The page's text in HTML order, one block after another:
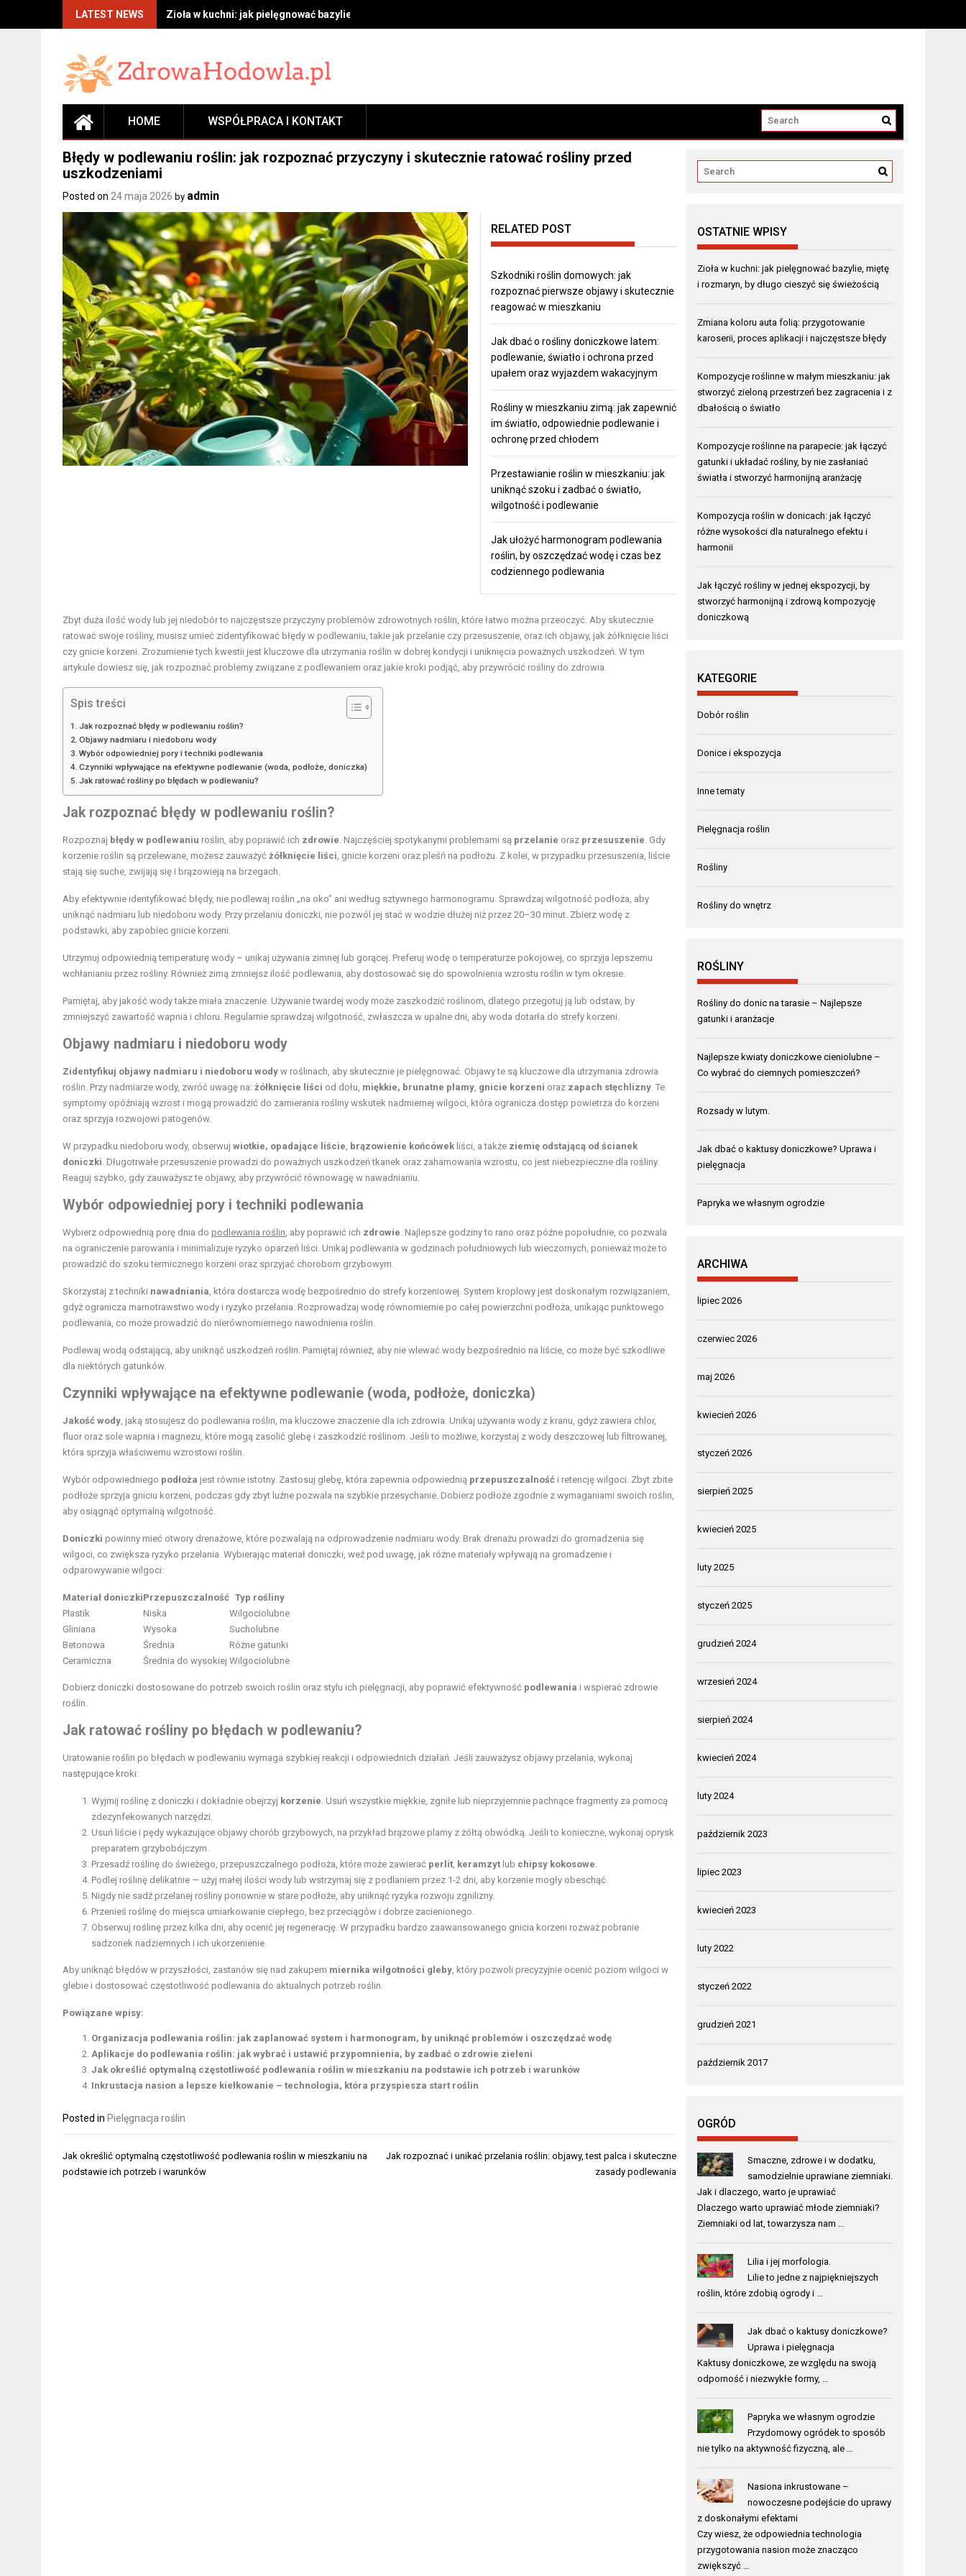
LATEST NEWS Zioła w kuchni: jak pielęgnować bazylie, miętę i rozmaryn, by długo cieszyć się świeżością
HOME WSPÓŁPRACA I KONTAKT
Błędy w podlewaniu roślin: jak rozpoznać przyczyny i skutecznie ratować rośliny przed
uszkodzeniami
Posted on 24 maja 2026 by admin
RELATED POST
Szkodniki roślin domowych: jak
rozpoznać pierwsze objawy i skutecznie
reagować w mieszkaniu
Jak dbać o rośliny doniczkowe latem:
podlewanie, światło i ochrona przed
upałem oraz wyjazdem wakacyjnym
Rośliny w mieszkaniu zimą: jak zapewnić
im światło, odpowiednie podlewanie i
ochronę przed chłodem
Przestawianie roślin w mieszkaniu: jak
uniknąć szoku i zadbać o światło,
wilgotność i podlewanie
Jak ułożyć harmonogram podlewania
roślin, by oszczędzać wodę i czas bez
codziennego podlewania
Zbyt duża ilość wody lub jej niedobór to najczęstsze przyczyny problemów zdrowotnych roślin, które łatwo można przeoczyć. Aby skutecznie
ratować swoje rośliny, musisz umieć zidentyfikować błędy w podlewaniu, takie jak przelanie czy przesuszenie, oraz ich objawy, jak żółknięcie liści
czy gnicie korzeni. Zrozumienie tych kwestii jest kluczowe dla utrzymania roślin w dobrej kondycji i uniknięcia poważnych uszkodzeń. W tym
artykule dowiesz się, jak rozpoznać problemy związane z podlewaniem oraz jakie kroki podjąć, aby przywrócić rośliny do zdrowia.
Spis treści
Jak rozpoznać błędy w podlewaniu roślin?
Objawy nadmiaru i niedoboru wody
Wybór odpowiedniej pory i techniki podlewania
Czynniki wpływające na efektywne podlewanie (woda, podłoże, doniczka)
Jak ratować rośliny po błędach w podlewaniu?
Jak rozpoznać błędy w podlewaniu roślin?
Rozpoznaj błędy w podlewaniu roślin, aby poprawić ich zdrowie . Najczęściej spotykanymi problemami są przelanie oraz przesuszenie . Gdy
korzenie roślin są przelewane, możesz zauważyć żółknięcie liści , gnicie korzeni oraz pleśń na podłożu. Z kolei, w przypadku przesuszenia, liście
stają się suche, zwijają się i brązowieją na brzegach.
Aby efektywnie identyfikować błędy, nie podlewaj roślin „na oko” ani według sztywnego harmonogramu. Sprawdzaj wilgotność podłoża, aby
uniknąć nadmiaru lub niedoboru wody. Przy przelaniu doniczki, nie pozwól jej stać w wodzie dłużej niż przez 20–30 minut. Zbierz wodę z
podstawki, aby zapobiec gnicie korzeni.
Utrzymuj odpowiednią temperaturę wody – unikaj używania zimnej lub gorącej. Preferuj wodę o temperaturze pokojowej, co sprzyja lepszemu
wchłanianiu przez rośliny. Również zimą zmniejsz ilość podlewania, aby dostosować się do spowolnienia wzrostu roślin w tym okresie.
Pamiętaj, aby jakość wody także miała znaczenie. Używanie twardej wody może zaszkodzić roślinom, dlatego przegotuj ją lub odstaw, by
zmniejszyć zawartość wapnia i chloru. Regularnie sprawdzaj wilgotność, zwłaszcza w upalne dni, aby woda dotarła do strefy korzeni.
Objawy nadmiaru i niedoboru wody
Zidentyfikuj objawy nadmiaru i niedoboru wody w roślinach, aby skutecznie je pielęgnować. Objawy te są kluczowe dla utrzymania zdrowia
roślin. Przy nadmiarze wody, zwróć uwagę na: żółknięcie liści od dołu, miękkie, brunatne plamy gnicie korzeni oraz zapach stęchlizny . Te
symptomy opóźniają wzrost i mogą prowadzić do zamierania rośliny wskutek nadmiernej wilgoci, która ogranicza dostęp powietrza do korzeni
oraz sprzyja rozwojowi patogenów.
W przypadku niedoboru wody, obserwuj wiotkie, opadające liście brązowienie końcówek liści, a także ziemię odstającą od ścianek
doniczki . Długotrwałe przesuszenie prowadzi do poważnych uszkodzeń tkanek oraz zahamowania wzrostu, co jest niebezpieczne dla rośliny.
Reaguj szybko, gdy zauważysz te objawy, aby przywrócić równowagę w nawadnianiu.
Wybór odpowiedniej pory i techniki podlewania
Wybierz odpowiednią porę dnia do podlewania roślin , aby poprawić ich zdrowie . Najlepsze godziny to rano oraz późne popołudnie, co pozwala
na ograniczenie parowania i minimalizuje ryzyko oparzeń liści. Unikaj podlewania w godzinach południowych lub wieczornych, ponieważ może to
prowadzić do szoku termicznego korzeni oraz sprzyjać chorobom grzybowym.
Skorzystaj z techniki nawadniania , która dostarcza wodę bezpośrednio do strefy korzeniowej. System kroplowy jest doskonałym rozwiązaniem,
gdyż ogranicza marnotrawstwo wody i ryzyko przelania. Rozprowadzaj wodę równomiernie po całej powierzchni podłoża, unikając punktowego
podlewania, co może prowadzić do nierównomiernego nawodnienia roślin.
Podlewaj wodą odstającą, aby uniknąć uszkodzeń roślin. Pamiętaj również, aby nie wlewać wody bezpośrednio na liście, co może być szkodliwe
dla niektórych gatunków.
Czynniki wpływające na efektywne podlewanie (woda, podłoże, doniczka)
Jakość wody , jaką stosujesz do podlewania roślin, ma kluczowe znaczenie dla ich zdrowia. Unikaj używania wody z kranu, gdyż zawiera chlor,
fluor oraz sole wapnia i magnezu, które mogą zasolić glebę i zaszkodzić roślinom. Jeśli to możliwe, korzystaj z wody deszczowej lub filtrowanej,
która sprzyja właściwemu wzrostowi roślin.
Wybór odpowiedniego podłoża jest równie istotny. Zastosuj glebę, która zapewnia odpowiednią przepuszczalność i retencję wilgoci. Zbyt zbite
podłoże sprzyja gniciu korzeni, podczas gdy zbyt luźne pozwala na szybkie przesychanie. Dobierz podłoże zgodnie z wymaganiami swoich roślin,
aby osiągnąć optymalną wilgotność.
Doniczki powinny mieć otwory drenażowe, które pozwalają na odprowadzenie nadmiaru wody. Brak drenażu prowadzi do gromadzenia się
wilgoci, co zwiększa ryzyko przelania. Wybierając materiał doniczki, weź pod uwagę, jak różne materiały wpływają na gromadzenie i
odparowywanie wilgoci:
Materiał doniczkiPrzepuszczalność Typ rośliny
Plastik
Niska
Wilgociolubne
Gliniana
Wysoka
Sucholubne
Betonowa
Średnia
Różne gatunki
Ceramiczna
Średnia do wysokiej Wilgociolubne
Dobierz doniczki dostosowane do potrzeb swoich roślin oraz stylu ich pielęgnacji, aby poprawić efektywność podlewania i wspierać zdrowie
roślin.
Jak ratować rośliny po błędach w podlewaniu?
Uratowanie roślin po błędach w podlewaniu wymaga szybkiej reakcji i odpowiednich działań. Jeśli zauważysz objawy przelania, wykonaj
następujące kroki:
Wyjmij roślinę z doniczki i dokładnie obejrzyj korzenie . Usuń wszystkie miękkie, zgniłe lub nieprzyjemnie pachnące fragmenty za pomocą
zdezynfekowanych narzędzi.
Usuń liście i pędy wykazujące objawy chorób grzybowych, na przykład brązowe plamy z żółtą obwódką. Jeśli to konieczne, wykonaj oprysk
preparatem grzybobójczym.
Przesadź roślinę do świeżego, przepuszczalnego podłoża, które może zawierać perlit keramzyt lub chipsy kokosowe
Podlej roślinę delikatnie — użyj małej ilości wody lub wstrzymaj się z podlaniem przez 1-2 dni, aby korzenie mogły obeschąć.
Nigdy nie sadź przelanej rośliny ponownie w stare podłoże, aby uniknąć ryzyka rozwoju zgnilizny.
Przenieś roślinę do miejsca umiarkowanie ciepłego, bez przeciągów i dobrze zacienionego.
Obserwuj roślinę przez kilka dni, aby ocenić jej regenerację . W przypadku bardzo zaawansowanego gnicia korzeni rozważ pobranie
sadzonek nadziemnych i ich ukorzenienie.
Aby uniknąć błędów w przyszłości, zastanów się nad zakupem miernika wilgotności gleby , który pozwoli precyzyjnie ocenić poziom wilgoci w
glebie i dostosować częstotliwość podlewania do aktualnych potrzeb roślin.
Powiązane wpisy:
Organizacja podlewania roślin: jak zaplanować system i harmonogram, by uniknąć problemów i oszczędzać wodę
Aplikacje do podlewania roślin: jak wybrać i ustawić przypomnienia, by zadbać o zdrowie zieleni
Jak określić optymalną częstotliwość podlewania roślin w mieszkaniu na podstawie ich potrzeb i warunków
Inkrustacja nasion a lepsze kiełkowanie – technologia, która przyspiesza start roślin
Posted in Pielęgnacja roślin
Nawigacja
wpisu
Jak określić optymalną częstotliwość podlewania roślin w mieszkaniu na
podstawie ich potrzeb i warunków
Jak rozpoznać i unikać przelania roślin: objawy, test palca i skuteczne
zasady podlewania
OSTATNIE WPISY
Zioła w kuchni: jak pielęgnować bazylie, miętę
i rozmaryn, by długo cieszyć się świeżością
Zmiana koloru auta folią: przygotowanie
karoserii, proces aplikacji i najczęstsze błędy
Kompozycje roślinne w małym mieszkaniu: jak
stworzyć zieloną przestrzeń bez zagracenia i z
dbałością o światło
Kompozycje roślinne na parapecie: jak łączyć
gatunki i układać rośliny, by nie zasłaniać
światła i stworzyć harmonijną aranżację
Kompozycja roślin w donicach: jak łączyć
różne wysokości dla naturalnego efektu i
harmonii
Jak łączyć rośliny w jednej ekspozycji, by
stworzyć harmonijną i zdrową kompozycję
doniczkową
KATEGORIE
Dobór roślin
Donice i ekspozycja
Inne tematy
Pielęgnacja roślin
Rośliny
Rośliny do wnętrz
ROŚLINY
Rośliny do donic na tarasie – Najlepsze
gatunki i aranżacje
Najlepsze kwiaty doniczkowe cieniolubne –
Co wybrać do ciemnych pomieszczeń?
Rozsady w lutym.
Jak dbać o kaktusy doniczkowe? Uprawa i
pielęgnacja
Papryka we własnym ogrodzie
ARCHIWA
lipiec 2026
czerwiec 2026
maj 2026
kwiecień 2026
styczeń 2026
sierpień 2025
kwiecień 2025
luty 2025
styczeń 2025
grudzień 2024
wrzesień 2024
sierpień 2024
kwiecień 2024
luty 2024
październik 2023
lipiec 2023
kwiecień 2023
luty 2022
styczeń 2022
grudzień 2021
październik 2017
OGRÓD
Smaczne, zdrowe i w dodatku,
samodzielnie uprawiane ziemniaki.
Jak i dlaczego, warto je uprawiać
Dlaczego warto uprawiać młode ziemniaki?
Ziemniaki od lat, towarzysza nam …
Lilia i jej morfologia.
Lilie to jedne z najpiękniejszych
roślin, które zdobią ogrody i …
Jak dbać o kaktusy doniczkowe?
Uprawa i pielęgnacja
Kaktusy doniczkowe, ze względu na swoją
odporność i niezwykłe formy, …
Papryka we własnym ogrodzie
Przydomowy ogródek to sposób
nie tylko na aktywność fizyczną, ale …
Nasiona inkrustowane –
nowoczesne podejście do uprawy
z doskonałymi efektami
Czy wiesz, że odpowiednia technologia
przygotowania nasion może znacząco
zwiększyć …